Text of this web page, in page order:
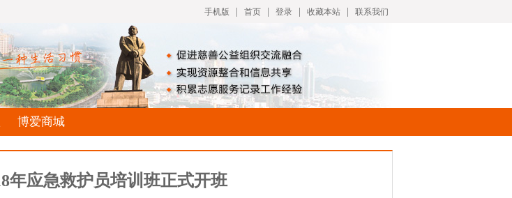
手机版 首页 登录 收藏本站 联系我们
博爱商城
年应急救护员培训班正式开班